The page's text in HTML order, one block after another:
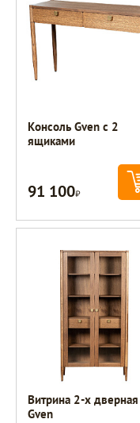
Консоль Gven с 2
ящиками
91 100Р
Витрина 2-х дверная
Gven